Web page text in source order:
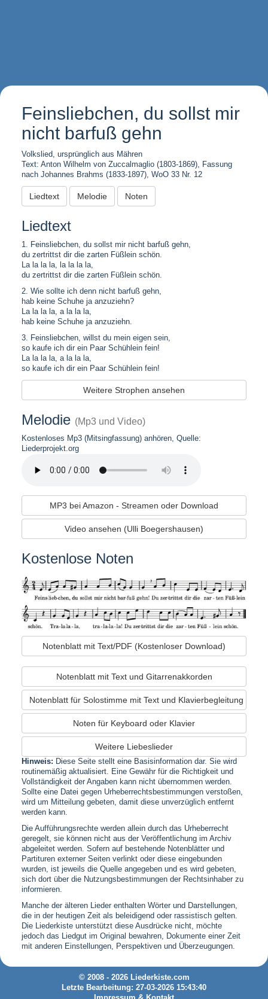
Feinsliebchen, du sollst mir
nicht barfuß gehn
Volkslied, ursprünglich aus Mähren
Text: Anton Wilhelm von Zuccalmaglio (1803-1869), Fassung
nach Johannes Brahms (1833-1897), WoO 33 Nr. 12
Liedtext Melodie Noten
Liedtext
1. Feinsliebchen, du sollst mir nicht barfuß gehn,
du zertrittst dir die zarten Füßlein schön.
La la la la, la la la la,
du zertrittst dir die zarten Füßlein schön.
2. Wie sollte ich denn nicht barfuß gehn,
hab keine Schuhe ja anzuziehn?
La la la la, a la la la,
hab keine Schuhe ja anzuziehn.
3. Feinsliebchen, willst du mein eigen sein,
so kaufe ich dir ein Paar Schühlein fein!
La la la la, a la la la,
so kaufe ich dir ein Paar Schühlein fein!
Weitere Strophen ansehen
Melodie (Mp3 und Video)
Kostenloses Mp3 (Mitsingfassung) anhören, Quelle:
Liederprojekt.org
MP3 bei Amazon - Streamen oder Download
Video ansehen (Ulli Boegershausen)
Kostenlose Noten
Notenblatt mit Text/PDF (Kostenloser Download)
Notenblatt mit Text und Gitarrenakkorden
Notenblatt für Solostimme mit Text und Klavierbegleitung
Noten für Keyboard oder Klavier
Weitere Liebeslieder
Hinweis: Diese Seite stellt eine Basisinformation dar. Sie wird
routinemäßig aktualisiert. Eine Gewähr für die Richtigkeit und
Vollständigkeit der Angaben kann nicht übernommen werden.
Sollte eine Datei gegen Urheberrechtsbestimmungen verstoßen,
wird um Mitteilung gebeten, damit diese unverzüglich entfernt
werden kann.
Die Aufführungsrechte werden allein durch das Urheberrecht
geregelt, sie können nicht aus der Veröffentlichung im Archiv
abgeleitet werden. Sofern auf bestehende Notenblätter und
Partituren externer Seiten verlinkt oder diese eingebunden
wurden, ist jeweils die Quelle angegeben und es wird gebeten,
sich dort über die Nutzungsbestimmungen der Rechtsinhaber zu
informieren.
Manche der älteren Lieder enthalten Wörter und Darstellungen,
die in der heutigen Zeit als beleidigend oder rassistisch gelten.
Die Liederkiste unterstützt diese Ausdrücke nicht, möchte
jedoch das Liedgut im Original bewahren, Dokumente einer Zeit
mit anderen Einstellungen, Perspektiven und Überzeugungen.
© 2008 - 2026 Liederkiste.com
Letzte Bearbeitung: 27-03-2026 15:43:40